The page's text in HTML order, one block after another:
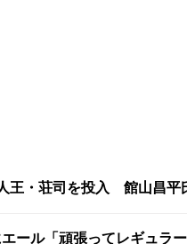
王・荘司を投入 館山昌平
ール「頑張ってレギュラ